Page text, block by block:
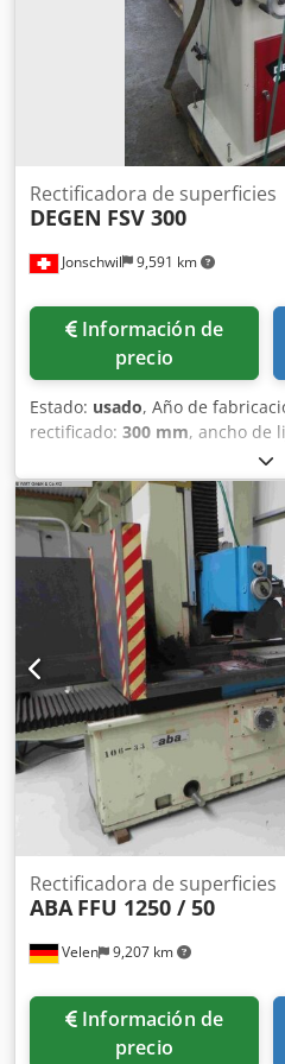
Jonschwil 9,591 km
Rectificadora de superficies
DEGEN FSV 300
Información de
precio
Estado: usado, Año de
rectificado: 300 mm, ancho de
1,400
mm, diámetro de disco
la mesa:400 mm , ancho de la
del husillo (min.):
2,800 rpm,
rectificado:2,800 rpm, potencia:
diámetro del disco:200 mm,
SIEMENS Simatic OP17, plato
dispositivo para avivar
varias muelas abrasivas
Velen 9,207 km
Rectificadora de superficies
ABA FFU 1250 / 50
Información de
precio